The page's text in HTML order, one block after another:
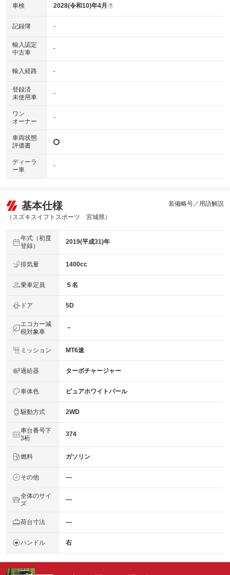
車検 2028(令和10)年4月 ?
記録簿 -
輸入認定
中古車
-
輸入経路 -
登録済
未使用車
-
ワン
オーナー
-
車両状態
評価書
ディーラ
ー車
-
基本仕様
（スズキスイフトスポーツ 宮城県）
装備略号／用語解説
年式（初度
登録）
2019(平成31)年
排気量 1400cc
乗車定員 ５名
ドア 5D
エコカー減
税対象車
－
ミッション MT6速
過給器 ターボチャージャー
車体色 ピュアホワイトパール
駆動方式 2WD
車台番号下
3桁
374
燃料 ガソリン
その他 ―
全体のサイ
ズ
―
荷台寸法 ―
ハンドル 右